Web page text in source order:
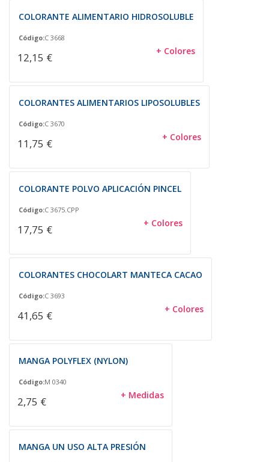
COLORANTE ALIMENTARIO HIDROSOLUBLE
Código:C 3668
12,15 € + Colores
COLORANTES ALIMENTARIOS LIPOSOLUBLES
Código:C 3670
11,75 € + Colores
COLORANTE POLVO APLICACIÓN PINCEL
Código:C 3675.CPP
17,75 € + Colores
COLORANTES CHOCOLART MANTECA CACAO
Código:C 3693
41,65 € + Colores
MANGA POLYFLEX (NYLON)
Código:M 0340
2,75 € + Medidas
MANGA UN USO ALTA PRESIÓN